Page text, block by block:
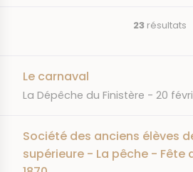
23 résultats
Le carnaval
JOURNAL
La Dépêche du Finistère DATE
20
Société des anciens élèves
supérieure - La pêche - Fête